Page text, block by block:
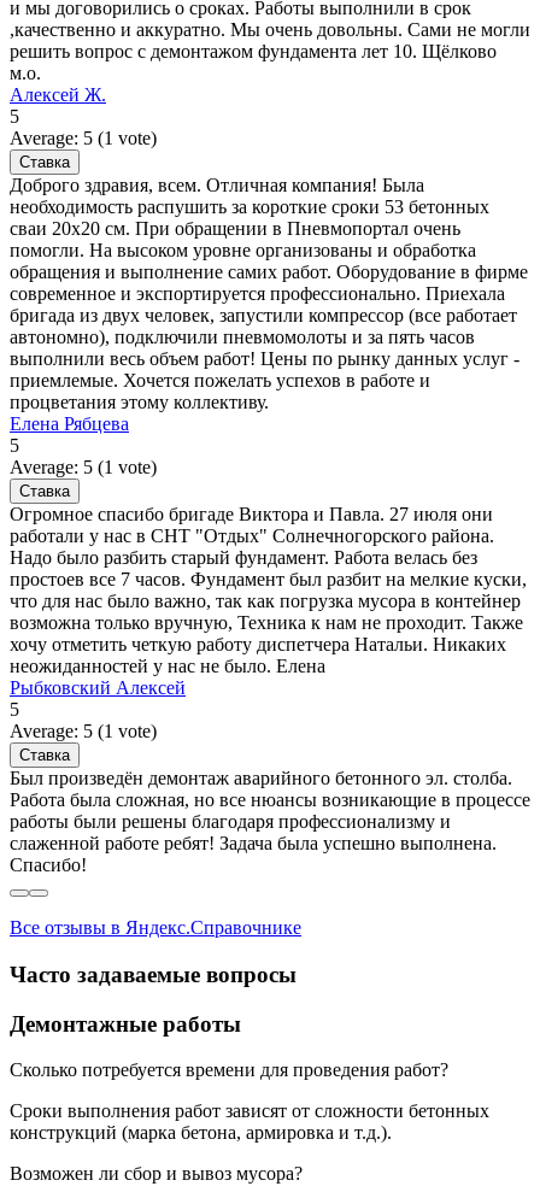
и мы договорились о сроках. Работы выполнили в срок
,качественно и аккуратно. Мы очень довольны. Сами не могли
решить вопрос с демонтажом фундамента лет 10. Щёлково
м.о.
Алексей Ж.
5
Average: 5 (1 vote)
Доброго здравия, всем. Отличная компания! Была
необходимость распушить за короткие сроки 53 бетонных
сваи 20х20 см. При обращении в Пневмопортал очень
помогли. На высоком уровне организованы и обработка
обращения и выполнение самих работ. Оборудование в фирме
современное и экспортируется профессионально. Приехала
бригада из двух человек, запустили компрессор (все работает
автономно), подключили пневмомолоты и за пять часов
выполнили весь объем работ! Цены по рынку данных услуг -
приемлемые. Хочется пожелать успехов в работе и
процветания этому коллективу.
Елена Рябцева
5
Average: 5 (1 vote)
Огромное спасибо бригаде Виктора и Павла. 27 июля они
работали у нас в СНТ "Отдых" Солнечногорского района.
Надо было разбить старый фундамент. Работа велась без
простоев все 7 часов. Фундамент был разбит на мелкие куски,
что для нас было важно, так как погрузка мусора в контейнер
возможна только вручную, Техника к нам не проходит. Также
хочу отметить четкую работу диспетчера Натальи. Никаких
неожиданностей у нас не было. Елена
Рыбковский Алексей
5
Average: 5 (1 vote)
Был произведён демонтаж аварийного бетонного эл. столба.
Работа была сложная, но все нюансы возникающие в процессе
работы были решены благодаря профессионализму и
слаженной работе ребят! Задача была успешно выполнена.
Спасибо!
Все отзывы в Яндекс.Справочнике
Часто задаваемые вопросы
Демонтажные работы
Сколько потребуется времени для проведения работ?
Сроки выполнения работ зависят от сложности бетонных
конструкций (марка бетона, армировка и т.д.).
Возможен ли сбор и вывоз мусора?